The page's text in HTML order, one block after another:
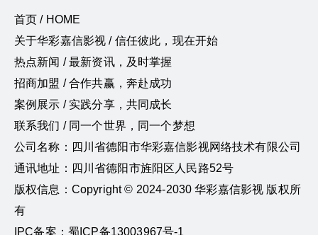
首页 / HOME
关于华彩嘉信影视 / 信任彼此，现在开始
热点新闻 / 最新资讯，及时掌握
招商加盟 / 合作共赢，奔赴成功
案例展示 / 实践分享，共同成长
联系我们 / 同一个世界，同一个梦想
公司名称：四川省德阳市华彩嘉信影视网络技术有限公司
通讯地址：四川省德阳市旌阳区人民路52号
版权信息：Copyright © 2024-2030 华彩嘉信影视 版权所
有
IPC备案：蜀ICP备13003967号-1